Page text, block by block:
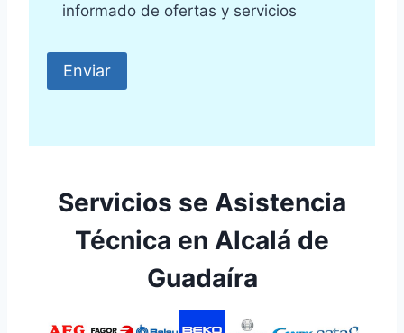
informado de ofertas y servicios
Servicios se Asistencia
Técnica en Alcalá de
Guadaíra